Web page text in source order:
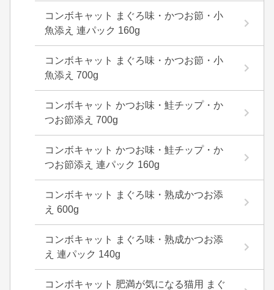
コンボキャット まぐろ味・かつお節・小
魚添え 連パック 160g
コンボキャット まぐろ味・かつお節・小
魚添え 700g
コンボキャット かつお味・鮭チップ・か
つお節添え 700g
コンボキャット かつお味・鮭チップ・か
つお節添え 連パック 160g
コンボキャット まぐろ味・熟成かつお添
え 600g
コンボキャット まぐろ味・熟成かつお添
え 連パック 140g
コンボキャット 肥満が気になる猫用 まぐ